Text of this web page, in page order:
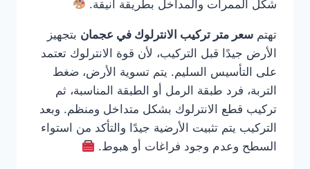
شكل الممرات والمداخل بطريقة أنيقة.
تهتم سعر متر تركيب الانترلوك في عجمان بتجهيز
الأرض جيدًا قبل التركيب، لأن قوة الانترلوك تعتمد
على التأسيس السليم. يتم تسوية الأرض، ضغط
التربة، فرد طبقة الرمل أو الطبقة المناسبة، ثم
تركيب قطع الانترلوك بشكل متداخل ومنظم. وبعد
التركيب يتم تثبيت الأرضية جيدًا والتأكد من استواء
السطح وعدم وجود فراغات أو هبوط.